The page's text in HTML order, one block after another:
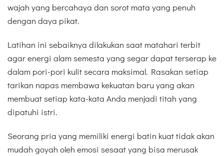
wajah yang bercahaya dan sorot mata yang penuh
dengan daya pikat.
Latihan ini sebaiknya dilakukan saat matahari terbit
agar energi alam semesta yang segar dapat terserap ke
dalam pori-pori kulit secara maksimal. Rasakan setiap
tarikan napas membawa kekuatan baru yang akan
membuat setiap kata-kata Anda menjadi titah yang
dipatuhi istri.
Seorang pria yang memiliki energi batin kuat tidak akan
mudah goyah oleh emosi sesaat yang bisa merusak